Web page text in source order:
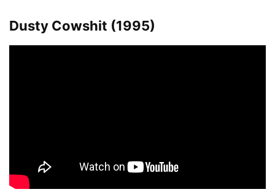
Dusty Cowshit (1995)